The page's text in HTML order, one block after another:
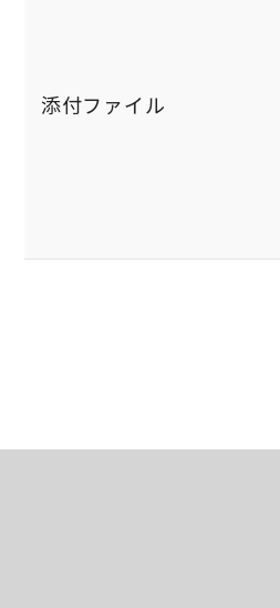
添付ファイル